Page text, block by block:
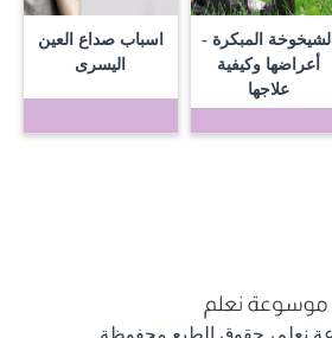
الشيخوخة المبكرة -
أعراضها وكيفية
علاجها
اسباب صداع العين
اليسرى
حقوق الطبع محفوظة.